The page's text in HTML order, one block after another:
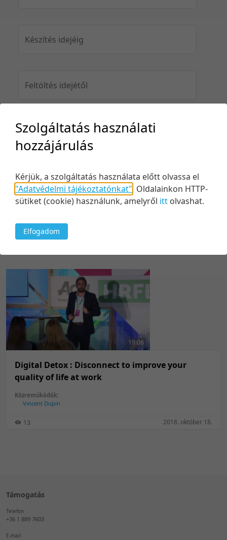
Készítés idejéig
Feltöltés idejétől
Feltöltés idejéig
Keresés
Relevancia szerint
Kezdés/felvétel dátuma szerint
Kezdés/felvétel dátuma szerint
Feltöltés dátuma szerint
Feltöltés dátuma szerint
Utolsó módosítás szerint
Utolsó módosítás szerint
5 tétel/oldal
10 tétel/oldal
20 tétel/oldal
50 tétel/oldal
100 tétel/oldal
19:06
Digital Detox : Disconnect to improve your
quality of life at work
Közreműködők:
Vincent Dupin
13 2018. október 18.
Támogatás
Telefon
+36 1 889 7603
E-mail
Szolgáltatás használati
hozzájárulás
Kérjük, a szolgáltatás használata előtt olvassa el
"Adatvédelmi tájékoztatónkat" Oldalainkon HTTP-
sütiket (cookie) használunk, amelyről itt olvashat.
Elfogadom